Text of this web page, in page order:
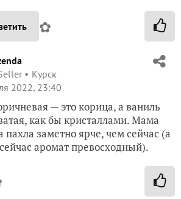
✿
Курск
2022, 23:40
— это корица, а ваниль
как бы кристаллами. Мама
пахла заметно ярче, чем сейчас (а
аромат превосходный).